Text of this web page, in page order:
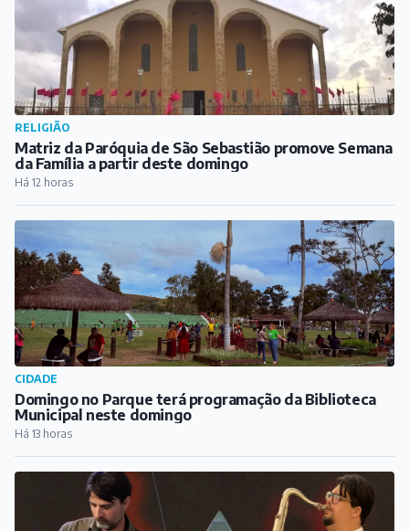
RELIGIÃO
Matriz da Paróquia de São Sebastião promove Semana
da Família a partir deste domingo
Há 12 horas
CIDADE
Domingo no Parque terá programação da Biblioteca
Municipal neste domingo
Há 13 horas